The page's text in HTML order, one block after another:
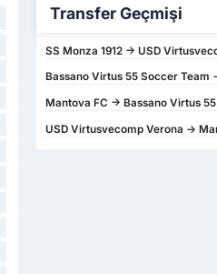
Transfer Geçmişi
SS Monza 1912 -> USD
Bassano Virtus 55 Soccer Team
Mantova FC -> Bassano Virtus
USD Virtusvecomp Verona ->